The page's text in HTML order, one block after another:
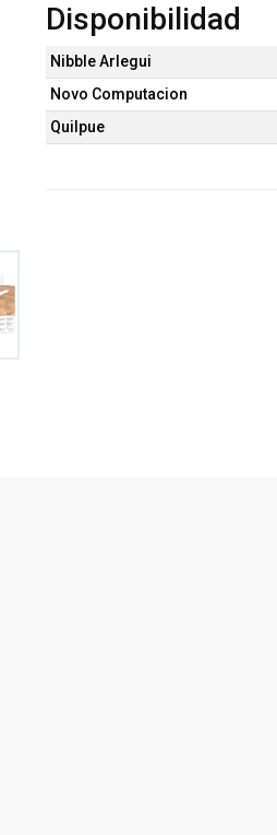
Disponibilidad
Nibble Arlegui
Novo Computacion
Quilpue